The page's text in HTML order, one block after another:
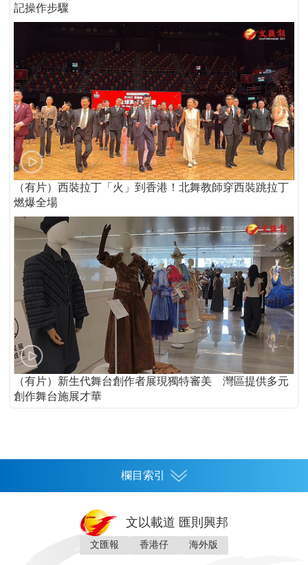
記操作步驟
（有片）西裝拉丁「火」到香港！北舞教師穿西裝跳拉丁
燃爆全場
（有片）新生代舞台創作者展現獨特審美 灣區提供多元
創作舞台施展才華
欄目索引
文以載道 匯則興邦
文匯報 香港仔 海外版